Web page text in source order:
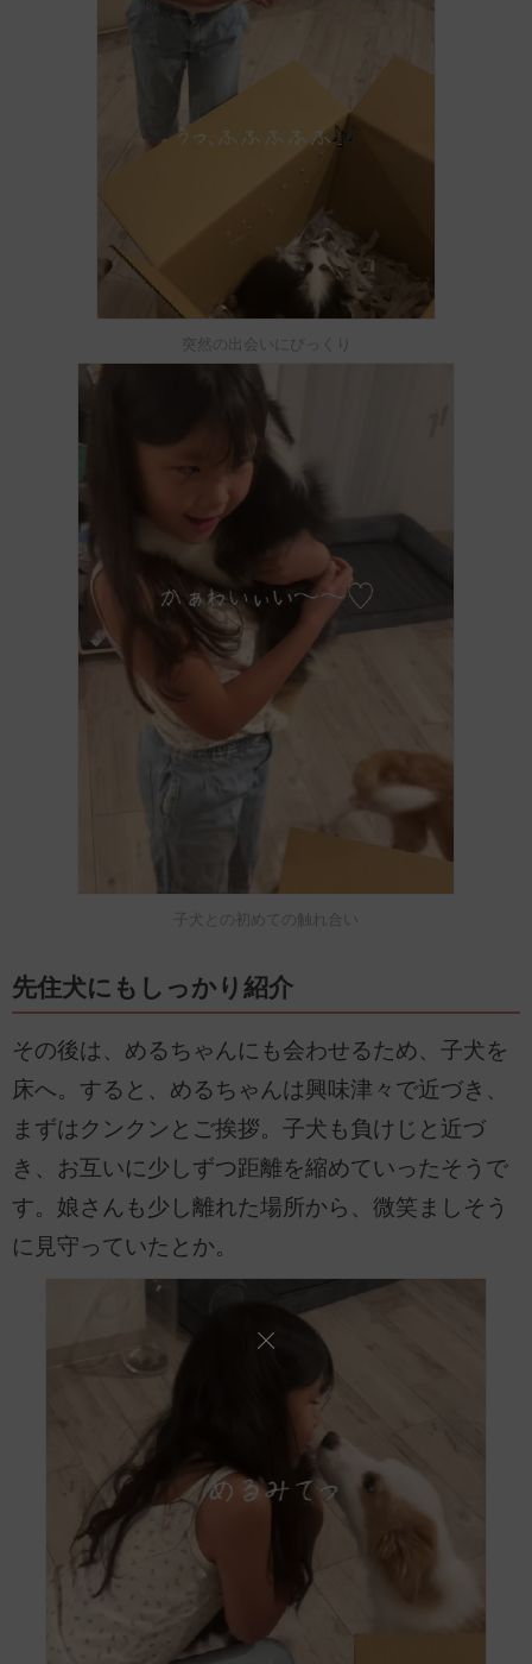
突然の出会いにびっくり
子犬との初めての触れ合い
先住犬にもしっかり紹介
その後は、めるちゃんにも会わせるため、子犬を
床へ。すると、めるちゃんは興味津々で近づき、
まずはクンクンとご挨拶。子犬も負けじと近づ
き、お互いに少しずつ距離を縮めていったそうで
す。娘さんも少し離れた場所から、微笑ましそう
に見守っていたとか。